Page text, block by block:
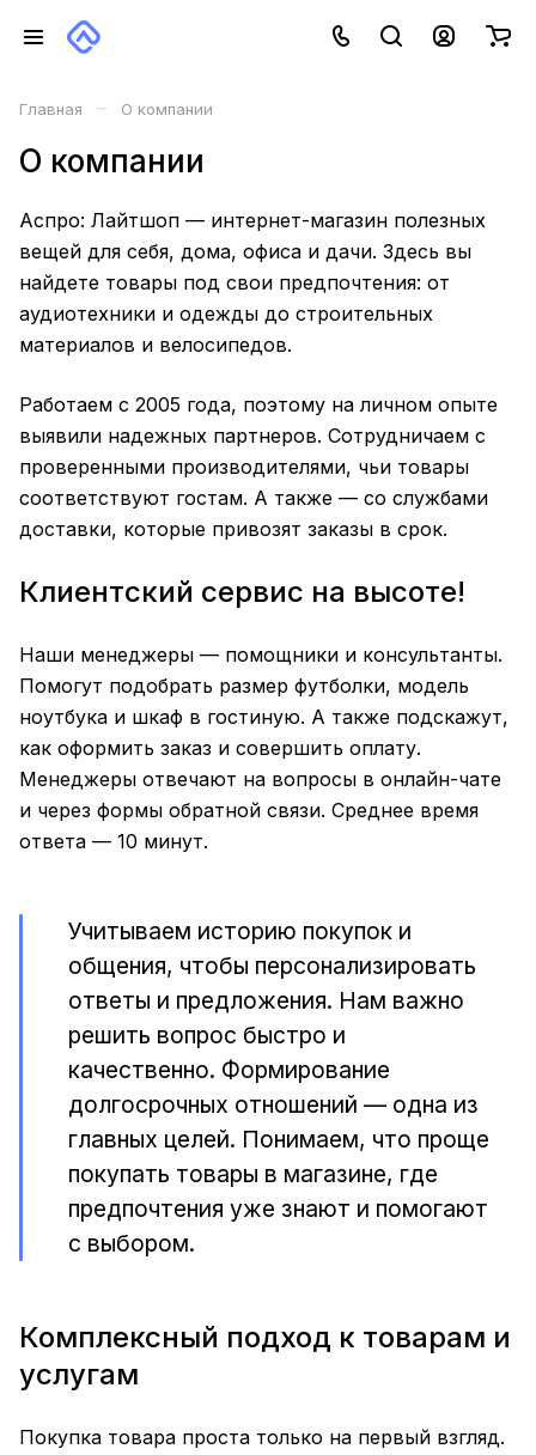
Главная – О компании
О компании
Аспро: Лайтшоп — интернет-магазин полезных
вещей для себя, дома, офиса и дачи. Здесь вы
найдете товары под свои предпочтения: от
аудиотехники и одежды до строительных
материалов и велосипедов.
Работаем с 2005 года, поэтому на личном опыте
выявили надежных партнеров. Сотрудничаем с
проверенными производителями, чьи товары
соответствуют гостам. А также — со службами
доставки, которые привозят заказы в срок.
Клиентский сервис на высоте!
Наши менеджеры — помощники и консультанты.
Помогут подобрать размер футболки, модель
ноутбука и шкаф в гостиную. А также подскажут,
как оформить заказ и совершить оплату.
Менеджеры отвечают на вопросы в онлайн-чате
и через формы обратной связи. Среднее время
ответа — 10 минут.
Учитываем историю покупок и
общения, чтобы персонализировать
ответы и предложения. Нам важно
решить вопрос быстро и
качественно. Формирование
долгосрочных отношений — одна из
главных целей. Понимаем, что проще
покупать товары в магазине, где
предпочтения уже знают и помогают
с выбором.
Комплексный подход к товарам и
услугам
Покупка товара проста только на первый взгляд.